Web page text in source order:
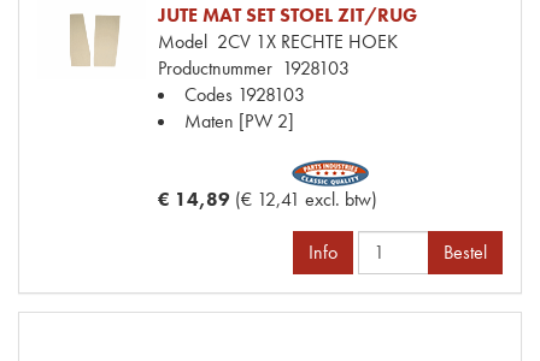
JUTE MAT SET STOEL ZIT/RUG
Model 2CV 1X RECHTE HOEK
Productnummer 1928103
Codes 1928103
Maten [PW 2]
€ 14,89 (€ 12,41 excl. btw)
Info Bestel